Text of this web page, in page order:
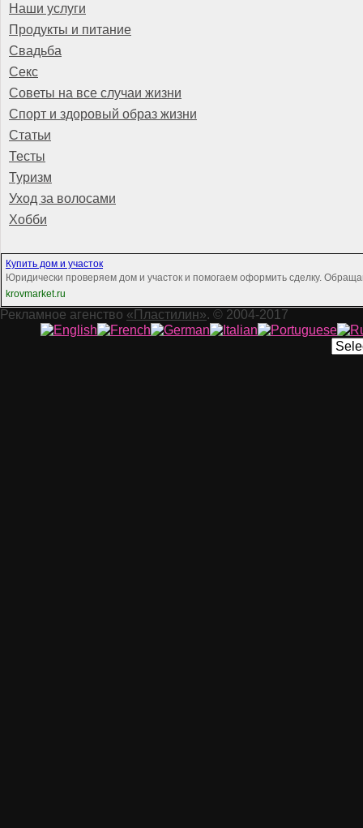
Наши услуги
Продукты и питание
Свадьба
Секс
Советы на все случаи жизни
Спорт и здоровый образ жизни
Статьи
Тесты
Туризм
Уход за волосами
Хобби
Купить дом и участок
Юридически проверяем дом и участок и помогаем оформить сделку.
krovmarket.ru
Рекламное агенство «Пластилин». © 2004-2017